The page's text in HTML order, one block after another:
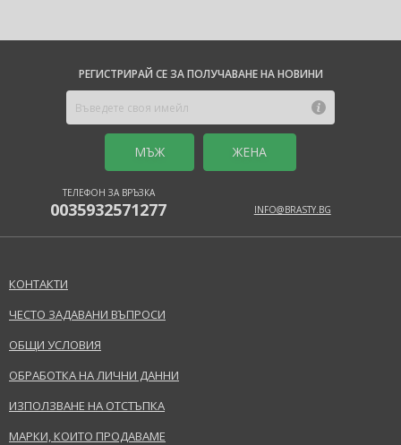
РЕГИСТРИРАЙ СЕ ЗА ПОЛУЧАВАНЕ НА НОВИНИ
MЪЖ ЖЕНА
ТЕЛЕФОН ЗА ВРЪЗКА
0035932571277 INFO@BRASTY.BG
КОНТАКТИ
ЧЕСТО ЗАДАВАНИ ВЪПРОСИ
ОБЩИ УСЛОВИЯ
ОБРАБОТКА НА ЛИЧНИ ДАННИ
ИЗПОЛЗВАНЕ НА ОТСТЪПКА
МАРКИ, КОИТО ПРОДАВАМЕ